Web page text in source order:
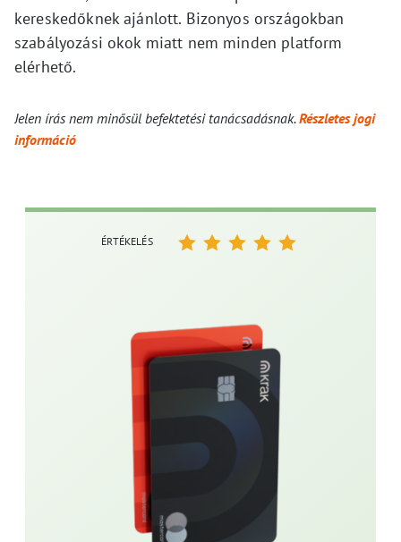
kereskedőknek ajánlott. Bizonyos országokban
szabályozási okok miatt nem minden platform
elérhető.
Jelen írás nem minősül befektetési tanácsadásnak.Részletes jogi
információ
ÉRTÉKELÉS